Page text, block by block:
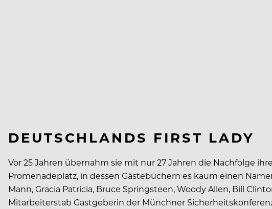
DEUTSCHLANDS FIRST LADY
Vor 25 Jahren übernahm sie mit nur 27 Jahren die Nachfolge
Promenadeplatz, in dessen Gästebüchern es kaum einen
Mann, Gracia Patricia, Bruce Springsteen, Woody Allen, Bill
Mitarbeiterstab Gastgeberin der Münchner